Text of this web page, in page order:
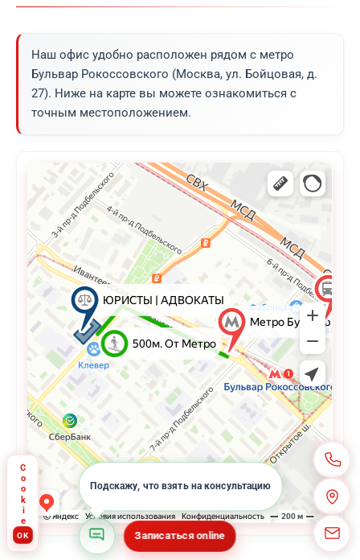
Наш офис удобно расположен рядом с метро
Бульвар Рокоссовского (Москва, ул. Бойцовая, д.
27). Ниже на карте вы можете ознакомиться с
точным местоположением.
Подскажу, что взять на консультацию
Записаться online
Cookie
OK